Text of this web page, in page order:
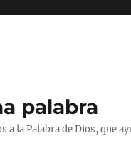
palabra
a la Palabra de Dios, que